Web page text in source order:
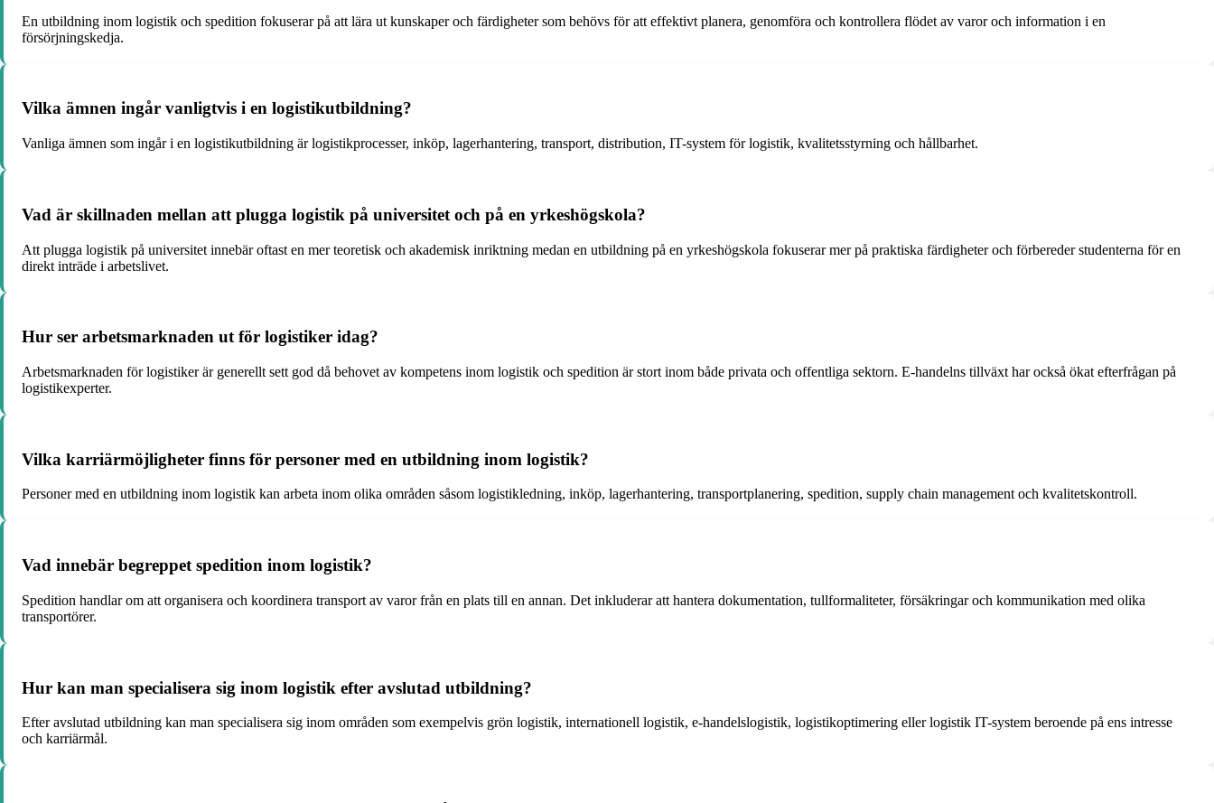
En utbildning inom logistik och spedition fokuserar på att lära ut kunskaper och färdigheter som behövs för att effektivt planera, genomföra och kontrollera flödet av varor och information i en
försörjningskedja.
Vilka ämnen ingår vanligtvis i en logistikutbildning?
Vanliga ämnen som ingår i en logistikutbildning är logistikprocesser, inköp, lagerhantering, transport, distribution, IT-system för logistik, kvalitetsstyrning och hållbarhet.
Vad är skillnaden mellan att plugga logistik på universitet och på en yrkeshögskola?
Att plugga logistik på universitet innebär oftast en mer teoretisk och akademisk inriktning medan en utbildning på en yrkeshögskola fokuserar mer på praktiska färdigheter och förbereder studenterna för en
direkt inträde i arbetslivet.
Hur ser arbetsmarknaden ut för logistiker idag?
Arbetsmarknaden för logistiker är generellt sett god då behovet av kompetens inom logistik och spedition är stort inom både privata och offentliga sektorn. E-handelns tillväxt har också ökat efterfrågan på
logistikexperter.
Vilka karriärmöjligheter finns för personer med en utbildning inom logistik?
Personer med en utbildning inom logistik kan arbeta inom olika områden såsom logistikledning, inköp, lagerhantering, transportplanering, spedition, supply chain management och kvalitetskontroll.
Vad innebär begreppet spedition inom logistik?
Spedition handlar om att organisera och koordinera transport av varor från en plats till en annan. Det inkluderar att hantera dokumentation, tullformaliteter, försäkringar och kommunikation med olika
transportörer.
Hur kan man specialisera sig inom logistik efter avslutad utbildning?
Efter avslutad utbildning kan man specialisera sig inom områden som exempelvis grön logistik, internationell logistik, e-handelslogistik, logistikoptimering eller logistik IT-system beroende på ens intresse
och karriärmål.